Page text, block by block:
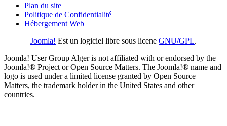
Plan du site
Politique de Confidentialité
Hébergement Web
Joomla! Est un logiciel libre sous licene GNU/GPL.
Joomla! User Group Alger is not affiliated with or endorsed by the
Joomla!® Project or Open Source Matters. The Joomla!® name and
logo is used under a limited license granted by Open Source
Matters, the trademark holder in the United States and other
countries.